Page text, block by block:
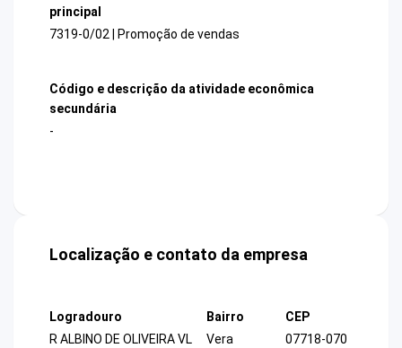
principal
7319-0/02 | Promoção de vendas
Código e descrição da atividade econômica
secundária
-
Localização e contato da empresa
Logradouro
R ALBINO DE OLIVEIRA VL
Bairro
Vera
CEP
07718-070